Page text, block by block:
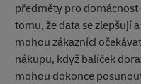
předměty pro domácnost
tomu, že data se zlepšují
mohou zákazníci
nákupu, když balíček
mohou dokonce